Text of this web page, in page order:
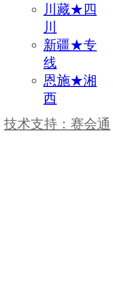
川藏★四
川
新疆★专
线
恩施★湘
西
技术支持：赛会通